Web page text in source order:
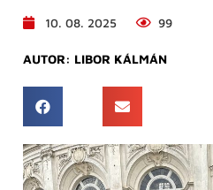
10. 08. 2025 99
AUTOR: LIBOR KÁLMÁN